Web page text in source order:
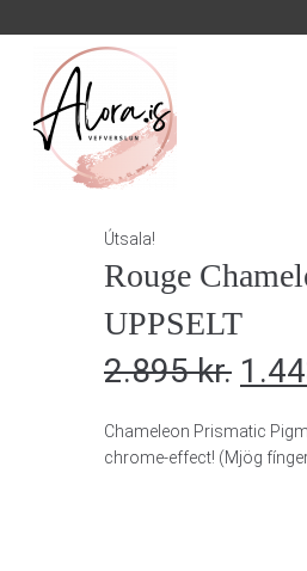
Útsala!
Rouge
UPPSELT
2.895kr.
Chameleon Prismatic
chrome-effect! (Mjög